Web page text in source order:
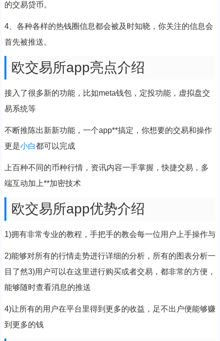
的交易贷币。
4、各种各样的热钱圈信息都会被及时知晓，你关注的信息会
首先被推送。
欧交易所app亮点介绍
接入了很多新的功能，比如meta钱包，定投功能，虚拟盘交
易系统等
不断推陈出新新功能，一个app**搞定，你想要的交易和操作
更是小白都可以完成
上百种不同的币种行情，资讯内容一手掌握，快捷交易，多
端互动加上**加密技术
欧交易所app优势介绍
1)拥有非常专业的教程，手把手的教会每一位用户上手操作与
2)能够对所有的行情走势进行详细的分析，所有的图表分析一
目了然3)用户可以在这里进行购买或者交易，都非常的方便，
能够随时查看消息的推送
4)让所有的用户在平台里得到更多的收益，足不出户便能够赚
到更多的钱